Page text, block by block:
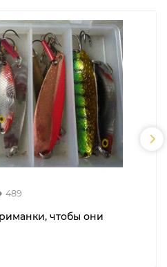
489
чтобы они